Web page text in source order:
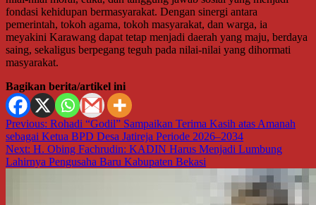
fondasi kehidupan bermasyarakat. Dengan sinergi antara
pemerintah, tokoh agama, tokoh masyarakat, dan warga, ia
meyakini Karawang dapat tetap menjadi daerah yang maju, berdaya
saing, sekaligus berpegang teguh pada nilai-nilai yang dihormati
masyarakat.
Bagikan berita/artikel ini
Navigasi
pos
Previous: Rohadi “Godil” Sampaikan Terima Kasih atas Amanah
sebagai Ketua BPD Desa Jatireja Periode 2026–2034
Next: H. Obing Fachrudin: KADIN Harus Menjadi Lumbung
Lahirnya Pengusaha Baru Kabupaten Bekasi